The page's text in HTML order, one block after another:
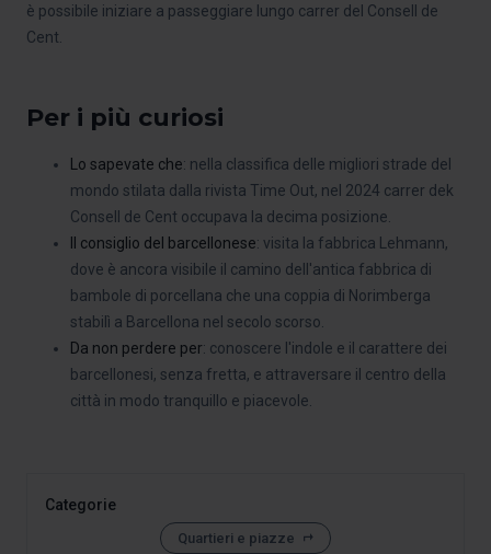
è possibile iniziare a passeggiare lungo carrer del Consell de
Cent.
Per i più curiosi
Lo sapevate che: nella classifica delle migliori strade del
mondo stilata dalla rivista Time Out, nel 2024 carrer dek
Consell de Cent occupava la decima posizione.
Il consiglio del barcellonese: visita la fabbrica Lehmann,
dove è ancora visibile il camino dell'antica fabbrica di
bambole di porcellana che una coppia di Norimberga
stabilì a Barcellona nel secolo scorso.
Da non perdere per: conoscere l'indole e il carattere dei
barcellonesi, senza fretta, e attraversare il centro della
città in modo tranquillo e piacevole.
Categorie
Quartieri e piazze